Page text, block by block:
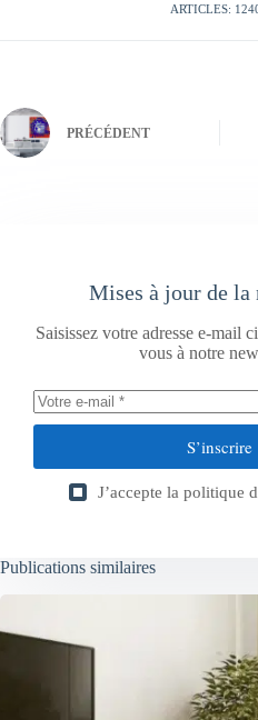
ARTICLES:
PRÉCÉDENT
Mises à jour de la
Saisissez votre adresse e-mail
vous à notre
S’inscrire
J’accepte la politique
Publications similaires